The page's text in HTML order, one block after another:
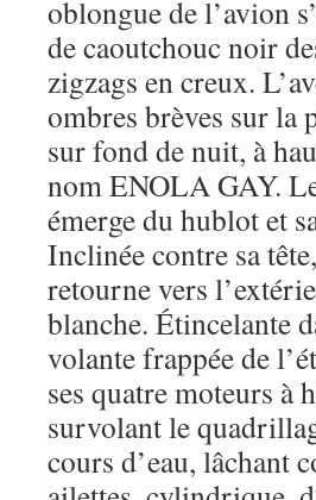
oblongue de l’avion
de caoutchouc noir
zigzags en creux.
ombres brèves sur la
sur fond de nuit, à
nom ENOLA GAY.
émerge du hublot et
Inclinée contre sa
retourne vers
blanche. Étincelante
volante frappée de
ses quatre moteurs à
survolant le
cours d’eau, lâchant